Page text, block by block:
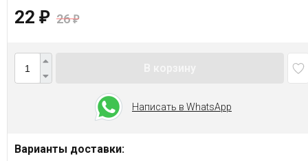
22 ₽ 26₽
Написать в WhatsApp
Варианты доставки: